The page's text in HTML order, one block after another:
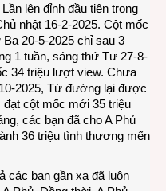
lên đỉnh đầu tiên trong
nhật 16-2-2025. Cột mốc
20-5-2025 chỉ sau 3
1 tuần, sáng thứ Tư 27-8-
34 triệu lượt view. Chưa
2025, Từ đường lại được
cột mốc mới 35 triệu
các bạn đã cho A Phủ
36 triệu tình thương mến
các bạn gần xa đã luôn